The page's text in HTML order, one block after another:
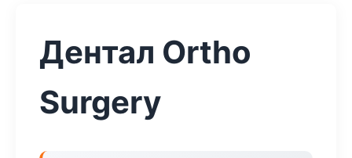
Дентал Ortho
Surgery